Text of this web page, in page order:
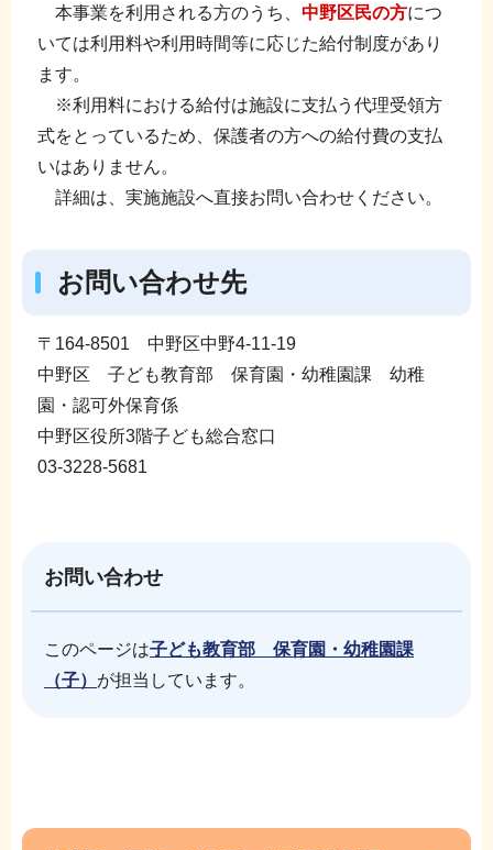
本事業を利用される方のうち、 中野区民の方につ
いては利用料や利用時間等に応じた給付制度があり
ます。
※利用料における給付は施設に支払う代理受領方
式をとっているため、保護者の方への給付費の支払
いはありません。
詳細は、実施施設へ直接お問い合わせください。
お問い合わせ先
〒164-8501 中野区中野4-11-19
中野区 子ども教育部 保育園・幼稚園課 幼稚
園・認可外保育係
中野区役所3階子ども総合窓口
03-3228-5681
お問い合わせ
このページは子ども教育部 保育園・幼稚園課
（子） が担当しています。
こ
ブ